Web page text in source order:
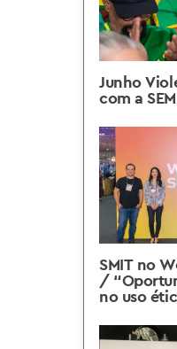
Junho
com a
SMIT no
/
no uso